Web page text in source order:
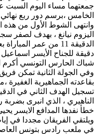
جمعتهما مساء اليوم
الخامس ،برسم دور ربع نهائي
وانتهى الشوط الأول من هذه
اليزوم نيانغ ، بهدف لصفر
الدقيقة 11 من عمر
دقيقة للجناح الأيسر
شباك الحارس التونسي أكرم
وفي الجولة الثانية تمكن
بقاعدته الجماهيرية
الناهيري ، الذي انبرى بضربة
خطأ نفدها المدافع الايسر
ويلتقي الفريقان مجددا في
في ملعب رادس بتونس